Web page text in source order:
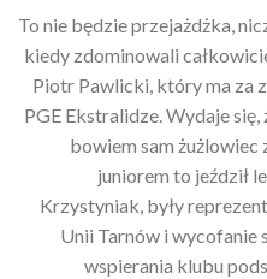
To nie będzie przejażdżka,
kiedy zdominowali
Piotr Pawlicki, który ma za
PGE Ekstralidze. Wydaje
bowiem sam żużlowiec
juniorem to jeździł
Krzystyniak, były
Unii Tarnów i wycofanie
wspierania klubu